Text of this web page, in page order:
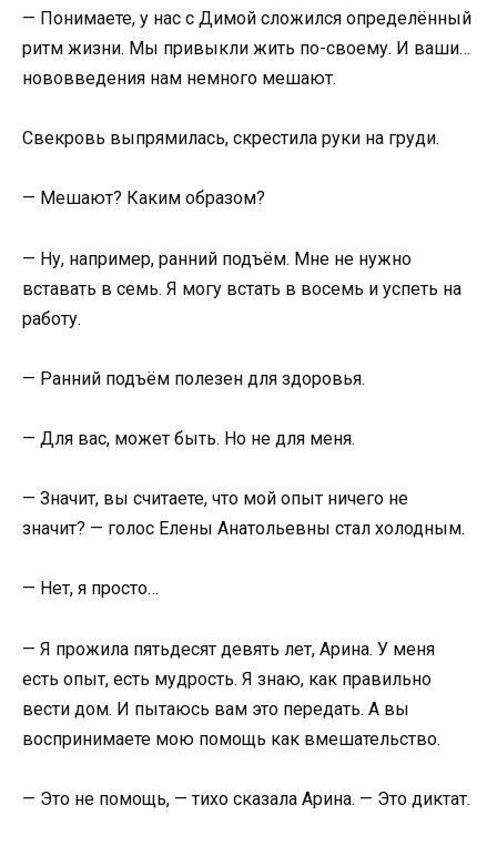
— Понимаете, у нас с Димой сложился определённый
ритм жизни. Мы привыкли жить по-своему. И ваши…
нововведения нам немного мешают.
Свекровь выпрямилась, скрестила руки на груди.
— Мешают? Каким образом?
— Ну, например, ранний подъём. Мне не нужно
вставать в семь. Я могу встать в восемь и успеть на
работу.
— Ранний подъём полезен для здоровья.
— Для вас, может быть. Но не для меня.
— Значит, вы считаете, что мой опыт ничего не
значит? — голос Елены Анатольевны стал холодным.
— Нет, я просто…
— Я прожила пятьдесят девять лет, Арина. У меня
есть опыт, есть мудрость. Я знаю, как правильно
вести дом. И пытаюсь вам это передать. А вы
воспринимаете мою помощь как вмешательство.
— Это не помощь, — тихо сказала Арина. — Это диктат.